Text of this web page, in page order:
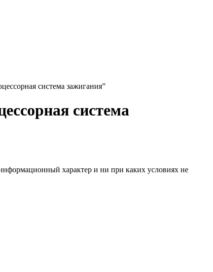
система зажигания”
система
характер и ни при каких условиях не